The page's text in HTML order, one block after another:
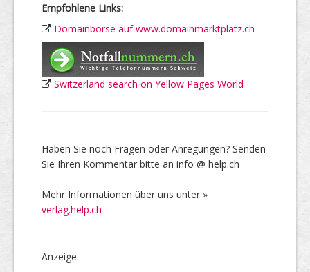
Empfohlene Links:
Domainbörse auf www.domainmarktplatz.ch
Switzerland search on Yellow Pages World
Haben Sie noch Fragen oder Anregungen? Senden
Sie Ihren Kommentar bitte an info @ help.ch
Mehr Informationen über uns unter »
verlag.help.ch
Anzeige